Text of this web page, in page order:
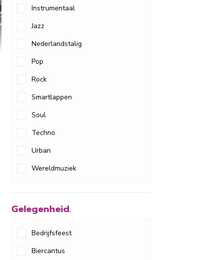
Instrumentaal
Jazz
Nederlandstalig
Pop
Rock
Smartlappen
Soul
Techno
Urban
Wereldmuziek
Gelegenheid.
Bedrijfsfeest
Biercantus